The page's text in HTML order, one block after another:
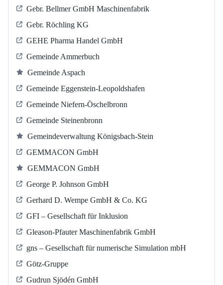
Gebr. Bellmer GmbH Maschinenfabrik
Gebr. Röchling KG
GEHE Pharma Handel GmbH
Gemeinde Ammerbuch
Gemeinde Aspach
Gemeinde Eggenstein-Leopoldshafen
Gemeinde Niefern-Öschelbronn
Gemeinde Steinenbronn
Gemeindeverwaltung Königsbach-Stein
GEMMACON GmbH
GEMMACON GmbH
George P. Johnson GmbH
Gerhard D. Wempe GmbH & Co. KG
GFI – Gesellschaft für Inklusion
Gleason-Pfauter Maschinenfabrik GmbH
gns – Gesellschaft für numerische Simulation mbH
Götz-Gruppe
Gudrun Sjödén GmbH